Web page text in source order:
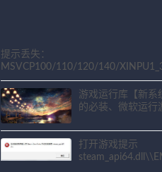
提示丢失：
MSVCP100/110/120/140/
P71.dll等相关问题解决方法
游戏运行库【新系
的必装、微软运行
打开游戏提示